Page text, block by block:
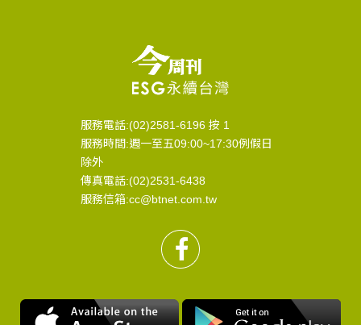
服務電話:(02)2581-6196 按 1
服務時間:週一至五09:00~17:30例假日
除外
傳真電話:(02)2531-6438
服務信箱:cc@btnet.com.tw